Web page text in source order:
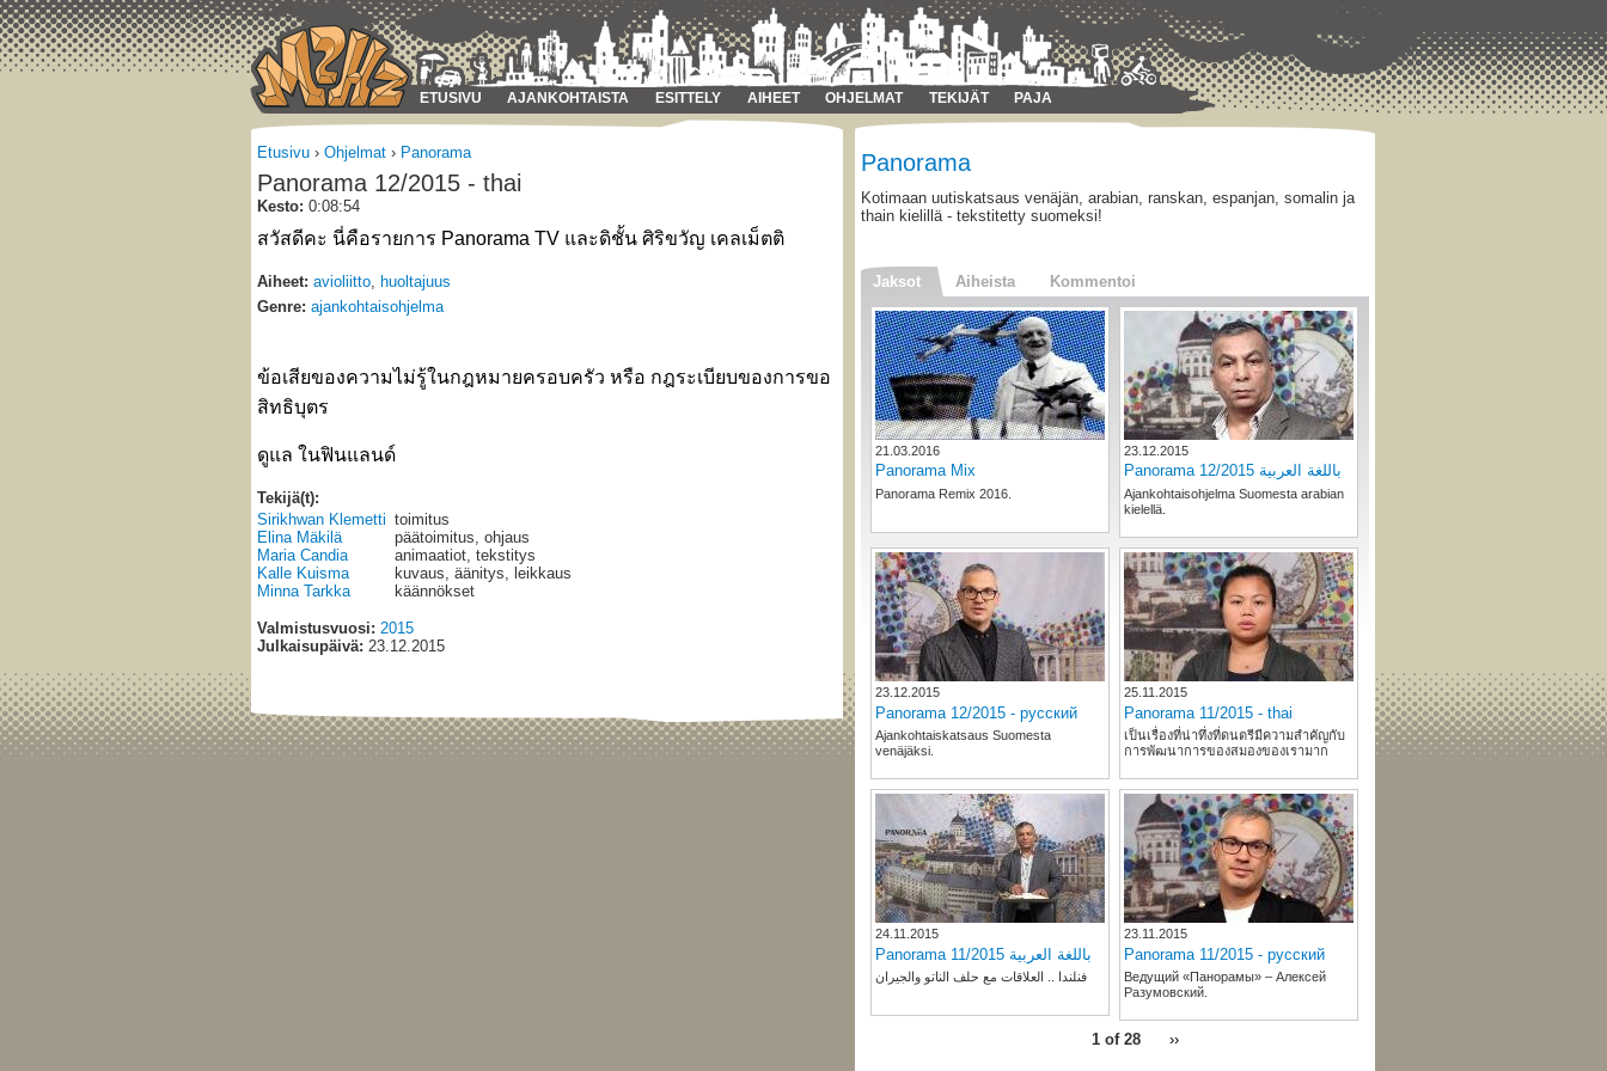
ETUSIVU AJANKOHTAISTA ESITTELY AIHEET OHJELMAT TEKIJÄT PAJA
Etusivu › Ohjelmat › Panorama
Panorama 12/2015 - thai
Kesto: 0:08:54
สวัสดีคะ นี่คือรายการ Panorama TV และดิชั้น ศิริขวัญ เคลเม็ตติ
Aiheet: avioliitto
huoltajuus
Genre: ajankohtaisohjelma
ข้อเสียของความไม่รู้ในกฎหมายครอบครัว หรือ กฎระเบียบของการขอ
สิทธิบุตร
ดูแล ในฟินแลนด์
Tekijä(t):
Sirikhwan Klemetti
Elina Mäkilä
Maria Candia
Kalle Kuisma
Minna Tarkka
toimitus
päätoimitus, ohjaus
animaatiot, tekstitys
kuvaus, äänitys, leikkaus
käännökset
Valmistusvuosi: 2015
Julkaisupäivä: 23.12.2015
Panorama
Kotimaan uutiskatsaus venäjän, arabian, ranskan, espanjan, somalin ja
thain kielillä - tekstitetty suomeksi!
Jaksot Aiheista Kommentoi
21.03.2016
Panorama Mix
Panorama Remix 2016.
23.12.2015
Panorama 12/2015 باللغة العربية
Ajankohtaisohjelma Suomesta arabian
kielellä.
23.12.2015
Panorama 12/2015 - русский
Ajankohtaiskatsaus Suomesta
venäjäksi.
25.11.2015
Panorama 11/2015 - thai
เป็นเรื่องที่น่าทึ่งที่ดนตรีมีความสำคัญกับ
การพัฒนาการของสมองของเรามาก
24.11.2015
Panorama 11/2015 باللغة العربية
فنلندا .. العلاقات مع حلف الناتو والجيران
23.11.2015
Panorama 11/2015 - русский
Ведущий «Панорамы» – Алексей
Разумовский.
1 of 28 ››